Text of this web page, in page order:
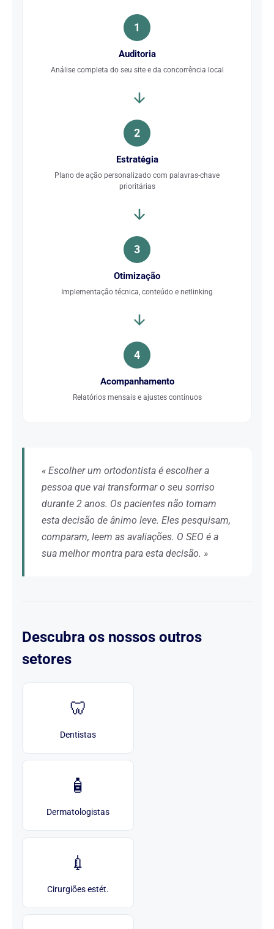
1
Auditoria
Análise completa do seu site e da concorrência local
2
Estratégia
Plano de ação personalizado com palavras-chave
prioritárias
3
Otimização
Implementação técnica, conteúdo e netlinking
4
Acompanhamento
Relatórios mensais e ajustes contínuos
« Escolher um ortodontista é escolher a
pessoa que vai transformar o seu sorriso
durante 2 anos. Os pacientes não tomam
esta decisão de ânimo leve. Eles pesquisam,
comparam, leem as avaliações. O SEO é a
sua melhor montra para esta decisão. »
Descubra os nossos outros
setores
🦷
Dentistas
🧴
Dermatologistas
💉
Cirurgiões estét.